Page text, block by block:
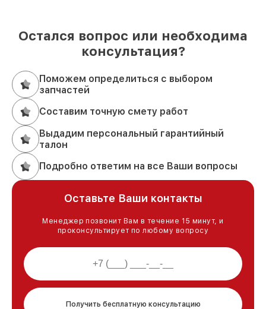
Остался вопрос или необходима
консультация?
Поможем определиться с выбором
запчастей
Составим точную смету работ
Выдадим персональный гарантийный
талон
Подробно ответим на все Ваши вопросы
Оставьте Ваши контакты
Менеджер позвонит Вам в течение 15 минут, и
проконсультирует по любому вопросу
Получить бесплатную консультацию